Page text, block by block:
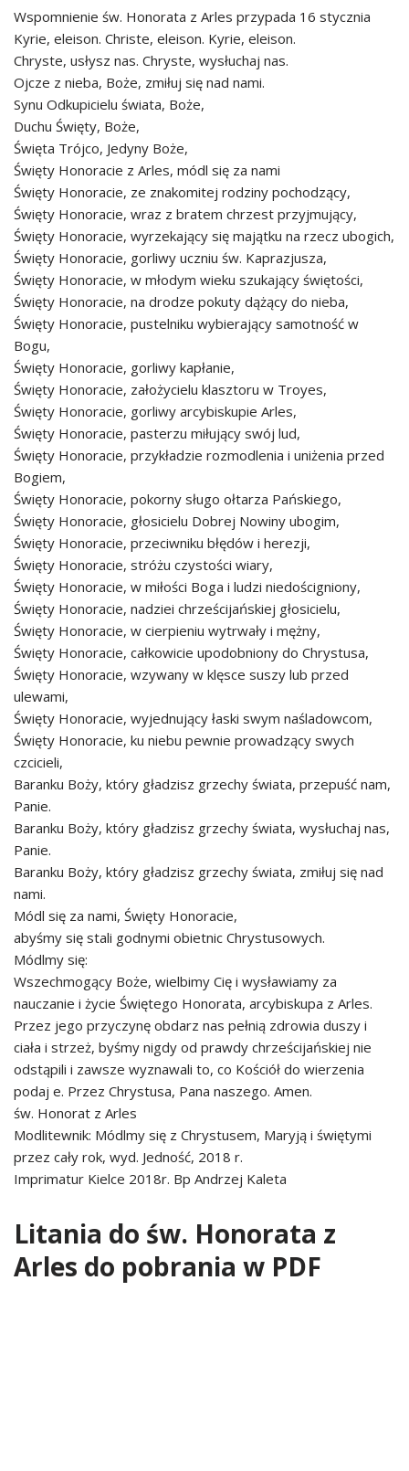
Wspomnienie św. Honorata z Arles przypada 16 stycznia
Kyrie, eleison. Christe, eleison. Kyrie, eleison.
Chryste, usłysz nas. Chryste, wysłuchaj nas.
Ojcze z nieba, Boże, zmiłuj się nad nami.
Synu Odkupicielu świata, Boże,
Duchu Święty, Boże,
Święta Trójco, Jedyny Boże,
Święty Honoracie z Arles, módl się za nami
Święty Honoracie, ze znakomitej rodziny pochodzący,
Święty Honoracie, wraz z bratem chrzest przyjmujący,
Święty Honoracie, wyrzekający się majątku na rzecz ubogich,
Święty Honoracie, gorliwy uczniu św. Kaprazjusza,
Święty Honoracie, w młodym wieku szukający świętości,
Święty Honoracie, na drodze pokuty dążący do nieba,
Święty Honoracie, pustelniku wybierający samotność w
Bogu,
Święty Honoracie, gorliwy kapłanie,
Święty Honoracie, założycielu klasztoru w Troyes,
Święty Honoracie, gorliwy arcybiskupie Arles,
Święty Honoracie, pasterzu miłujący swój lud,
Święty Honoracie, przykładzie rozmodlenia i uniżenia przed
Bogiem,
Święty Honoracie, pokorny sługo ołtarza Pańskiego,
Święty Honoracie, głosicielu Dobrej Nowiny ubogim,
Święty Honoracie, przeciwniku błędów i herezji,
Święty Honoracie, stróżu czystości wiary,
Święty Honoracie, w miłości Boga i ludzi niedościgniony,
Święty Honoracie, nadziei chrześcijańskiej głosicielu,
Święty Honoracie, w cierpieniu wytrwały i mężny,
Święty Honoracie, całkowicie upodobniony do Chrystusa,
Święty Honoracie, wzywany w klęsce suszy lub przed
ulewami,
Święty Honoracie, wyjednujący łaski swym naśladowcom,
Święty Honoracie, ku niebu pewnie prowadzący swych
czcicieli,
Baranku Boży, który gładzisz grzechy świata, przepuść nam,
Panie.
Baranku Boży, który gładzisz grzechy świata, wysłuchaj nas,
Panie.
Baranku Boży, który gładzisz grzechy świata, zmiłuj się nad
nami.
Módl się za nami, Święty Honoracie,
abyśmy się stali godnymi obietnic Chrystusowych.
Módlmy się:
Wszechmogący Boże, wielbimy Cię i wysławiamy za
nauczanie i życie Świętego Honorata, arcybiskupa z Arles.
Przez jego przyczynę obdarz nas pełnią zdrowia duszy i
ciała i strzeż, byśmy nigdy od prawdy chrześcijańskiej nie
odstąpili i zawsze wyznawali to, co Kościół do wierzenia
podaj e. Przez Chrystusa, Pana naszego. Amen.
św. Honorat z Arles
Modlitewnik: Módlmy się z Chrystusem, Maryją i świętymi
przez cały rok, wyd. Jedność, 2018 r.
Imprimatur Kielce 2018r. Bp Andrzej Kaleta
Litania do św. Honorata z
Arles do pobrania w PDF